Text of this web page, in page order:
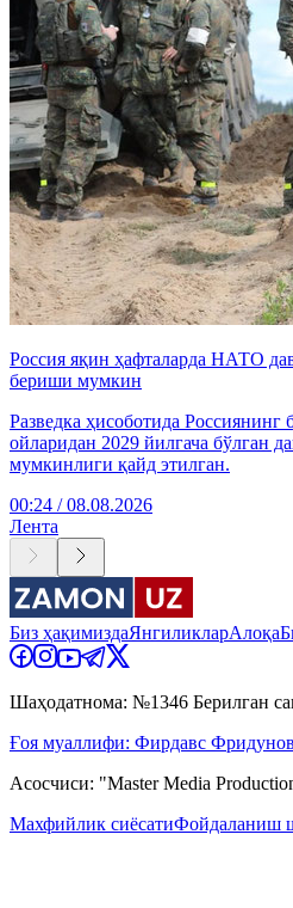
Россия яқин ҳафталарда НАТО
бериши мумкин
Разведка ҳисоботида Россиянинг
ойларидан 2029 йилгача бўлган
мумкинлиги қайд этилган.
00:24 / 08.08.2026
Лента
Биз ҳақимиздаЯнгиликларАлоқа
Шаҳодатнома: №1346 Берилган
Ғоя муаллифи: Фирдавс
Асосчиси: "Master Media
Махфийлик сиёсатиФойдаланиш